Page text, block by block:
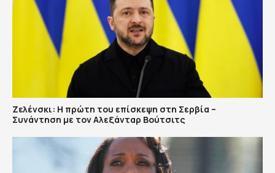
Ζελένσκι: Η πρώτη του επίσκεψη στη Σερβία –
Συνάντηση με τον Αλεξάνταρ Βούτσιτς